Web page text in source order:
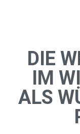
DIE
IM
ALS